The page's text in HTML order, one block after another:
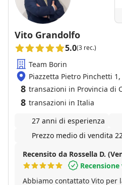
Vito Grandolfo
5.0(3 rec.)
Team Borin
Piazzetta Pietro Pinchetti
8 transazioni in Provincia di
8 transazioni in Italia
27 anni di esperienza
Prezzo medio di vendita
Recensito da Rossella D.
Abbiamo contattato Vito per